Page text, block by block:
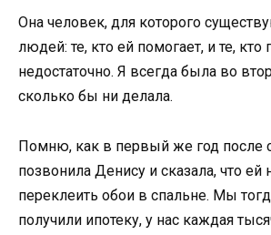
Она человек, для которого
людей: те, кто ей помогает, и те, кто
недостаточно. Я всегда была во
сколько бы ни делала.
Помню, как в первый же год после
позвонила Денису и сказала, что ей
переклеить обои в спальне. Мы
получили ипотеку, у нас каждая